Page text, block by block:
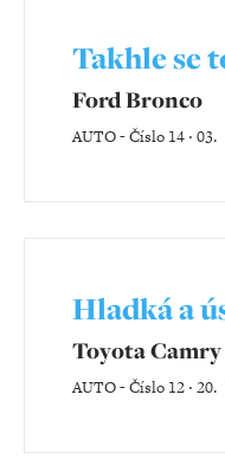
Takhle se
Ford Bronco
AUTO-Číslo 14 ‧ 03.
Hladká a
Toyota Camry
AUTO-Číslo 12 ‧ 20.